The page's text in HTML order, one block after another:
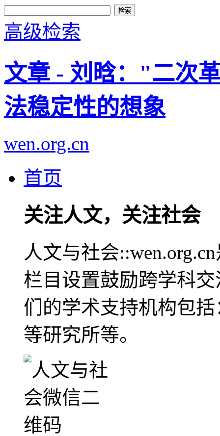
高级检索
文章 - 刘晗："二次
法稳定性的想象
wen.org.cn
首页
关注人文，关注社会
人文与社会
栏目设置鼓励跨学科
们的学术支持机构包
等研究所等。